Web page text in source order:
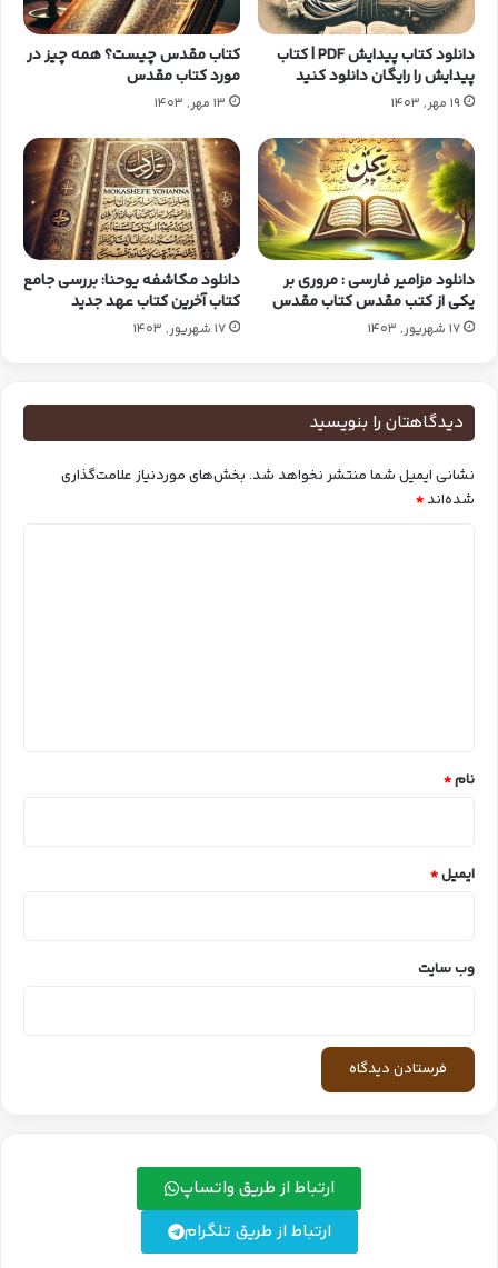
دانلود کتاب پیدایش PDF | کتاب
پیدایش را رایگان دانلود کنید
19 مهر, 1403
کتاب مقدس چیست؟ همه چیز در
مورد کتاب مقدس
13 مهر, 1403
دانلود مزامیر فارسی : مروری بر
یکی از کتب مقدس کتاب مقدس
17 شهریور, 1403
دانلود مکاشفه یوحنا: بررسی جامع
کتاب آخرین کتاب عهد جدید
17 شهریور, 1403
دیدگاهتان را بنویسید
نشانی ایمیل شما منتشر نخواهد شد. بخش‌های موردنیاز علامت‌گذاری
شده‌اند *
نام*
ایمیل*
وب‌ سایت
ارتباط از طریق واتساپ
ارتباط از طریق تلگرام